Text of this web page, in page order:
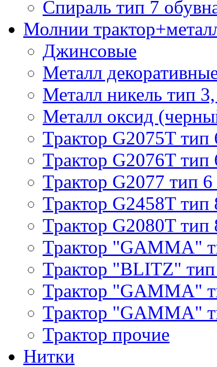
Спираль тип 7
Молнии
Джинсовые
Металл
Металл никель тип
Металл оксид
Трактор G2075T тип
Трактор G2076T тип
Трактор G2077 тип 6
Трактор G2458T тип
Трактор G2080T тип
Трактор "GAMMA"
Трактор "BLITZ"
Трактор "GAMMA"
Трактор "GAMMA"
Трактор прочие
Нитки